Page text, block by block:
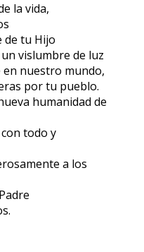
la vida,
de tu Hijo
vislumbre de luz
nuestro mundo,
por tu pueblo.
humanidad de
todo y
a los